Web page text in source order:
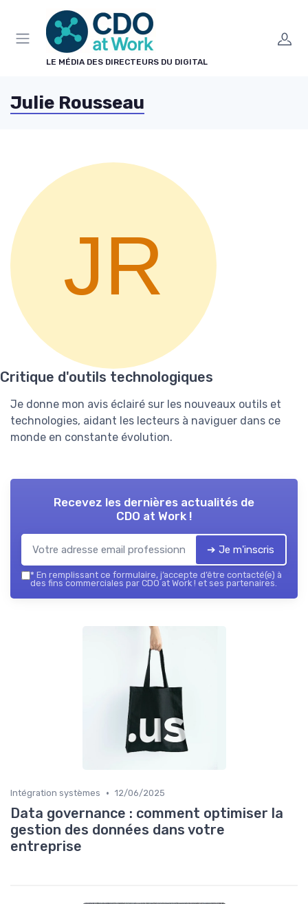
LE MÉDIA DES DIRECTEURS DU DIGITAL
Julie Rousseau
Critique d'outils technologiques
Je donne mon avis éclairé sur les nouveaux outils et
technologies, aidant les lecteurs à naviguer dans ce
monde en constante évolution.
Recevez les dernières actualités de
CDO at Work !
➔ Je m'inscris
* En remplissant ce formulaire, j’accepte d’être contacté(e) à
des fins commerciales par CDO at Work ! et ses partenaires.
Intégration systèmes • 12/06/2025
Data governance : comment optimiser la
gestion des données dans votre
entreprise
Panneau de gestion des cookies